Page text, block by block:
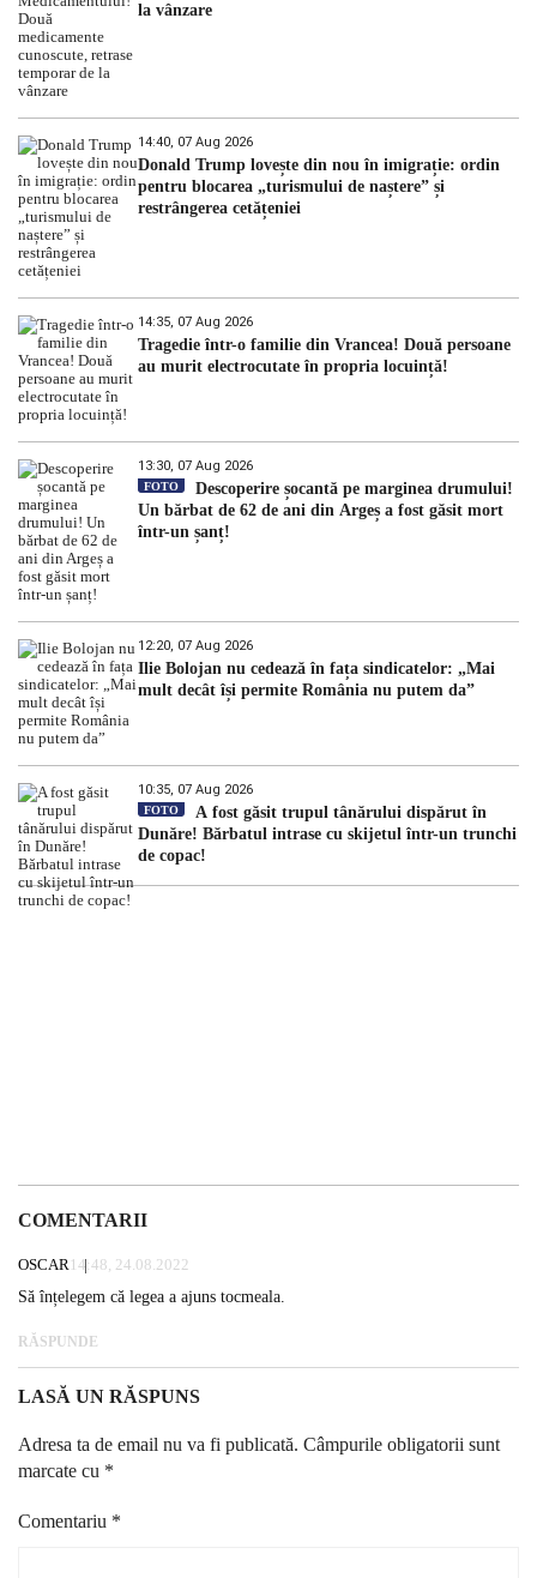
la vânzare
14:40, 07 Aug 2026
Donald Trump lovește din nou în imigrație: ordin
pentru blocarea „turismului de naștere” și
restrângerea cetățeniei
14:35, 07 Aug 2026
Tragedie într-o familie din Vrancea! Două persoane
au murit electrocutate în propria locuință!
13:30, 07 Aug 2026
FOTO
Descoperire șocantă pe marginea drumului!
Un bărbat de 62 de ani din Argeș a fost găsit mort
într-un șanț!
12:20, 07 Aug 2026
Ilie Bolojan nu cedează în fața sindicatelor: „Mai
mult decât își permite România nu putem da”
10:35, 07 Aug 2026
FOTO
A fost găsit trupul tânărului dispărut în
Dunăre! Bărbatul intrase cu skijetul într-un trunchi
de copac!
COMENTARII
OSCAR14:48, 24.08.2022
Să înțelegem că legea a ajuns tocmeala.
RĂSPUNDE
LASĂ UN RĂSPUNS
Adresa ta de email nu va fi publicată. Câmpurile obligatorii sunt
marcate cu *
Comentariu *